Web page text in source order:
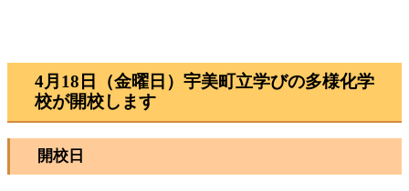
4月18日（金曜日）宇美町立学びの多様化学
校が開校します
開校日